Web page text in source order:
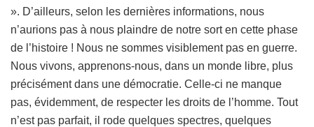
». D’ailleurs, selon les dernières informations, nous
n’aurions pas à nous plaindre de notre sort en cette phase
de l’histoire ! Nous ne sommes visiblement pas en guerre.
Nous vivons, apprenons-nous, dans un monde libre, plus
précisément dans une démocratie. Celle-ci ne manque
pas, évidemment, de respecter les droits de l’homme. Tout
n’est pas parfait, il rode quelques spectres, quelques